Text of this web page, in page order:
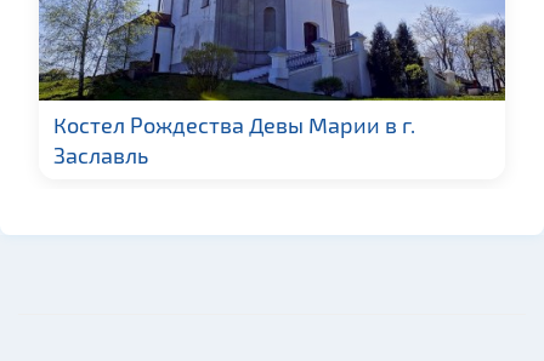
Костел Рождества Девы Марии в г.
Заславль